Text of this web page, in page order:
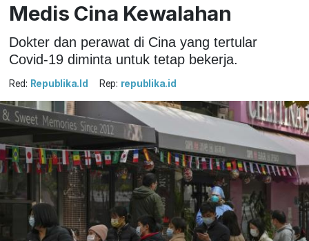
Medis Cina Kewalahan
Dokter dan perawat di Cina yang tertular
Covid-19 diminta untuk tetap bekerja.
Red: Republika.id Rep: republika.id